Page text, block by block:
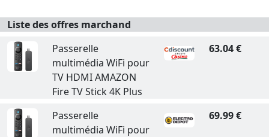
Liste des offres marchand
Passerelle
multimédia WiFi pour
TV HDMI AMAZON
Fire TV Stick 4K Plus
63.04 €
Passerelle
multimédia WiFi pour
69.99 €